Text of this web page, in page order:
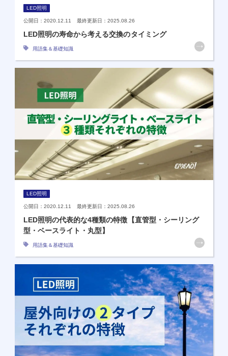
LED照明
公開日：2020.12.11 最終更新日：2025.08.26
LED照明の寿命から考える交換のタイミング
用語集＆基礎知識
LED照明
公開日：2020.12.11 最終更新日：2025.08.26
LED照明の代表的な4種類の特徴【直管型・シーリング
型・ベースライト・丸型】
用語集＆基礎知識